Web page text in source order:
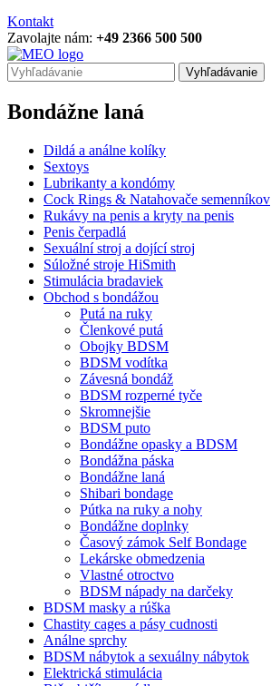
Kontakt
Zavolajte nám: +49 2366 500 500
Vyhľadávanie
Bondážne laná
Dildá a análne kolíky
Sextoys
Lubrikanty a kondómy
Cock Rings & Natahovače semenníkov
Rukávy na penis a kryty na penis
Penis čerpadlá
Sexuální stroj a dojící stroj
Súložné stroje HiSmith
Stimulácia bradaviek
Obchod s bondážou
Putá na ruky
Členkové putá
Obojky BDSM
BDSM vodítka
Závesná bondáž
BDSM rozperné tyče
Skromnejšie
BDSM puto
Bondážne opasky a BDSM
Bondážna páska
Bondážne laná
Shibari bondage
Pútka na ruky a nohy
Bondážne doplnky
Časový zámok Self Bondage
Lekárske obmedzenia
Vlastné otroctvo
BDSM nápady na darčeky
BDSM masky a rúška
Chastity cages a pásy cudnosti
Análne sprchy
BDSM nábytok a sexuálny nábytok
Elektrická stimulácia